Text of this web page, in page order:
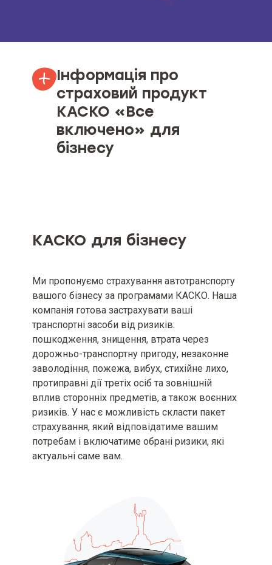
Інформація про
страховий продукт
КАСКО «Все
включено» для
бізнесу
мінімальний та максимальний
розмір страхової суми визначені
умовами страхового продукту
Мінімальний та максимальний
страхового тарифу
Вид, мінімальний та
максимальний розміри франшизи
(за наявності)
Територія та строк дії договору
страхування [включаючи
інформацію про порядок вступу
Можливі наслідки для споживача
в разі невиконання ним обов’язків,
визначених договором
страхування, включаючи
несвоєчасне повідомлення про
КАСКО для бізнесу
Ми пропонуємо страхування автотранспорту
вашого бізнесу за програмами КАСКО. Наша
компанія готова застрахувати ваші
транспортні засоби від ризиків:
пошкодження, знищення, втрата через
дорожньо-транспортну пригоду, незаконне
заволодіння, пожежа, вибух, стихійне лихо,
протиправні дії третіх осіб та зовнішній
вплив сторонніх предметів, а також воєнних
ризиків. У нас є можливість скласти пакет
страхування, який відповідатиме вашим
потребам і включатиме обрані ризики, які
актуальні саме вам.